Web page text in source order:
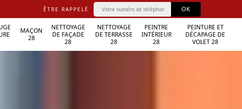
ÊTRE RAPPELÉ
MAÇON
28
NETTOYAGE
DE FAÇADE
28
NETTOYAGE
DE TERRASSE
28
PEINTRE
INTÉRIEUR
28
PEINTURE ET
DÉCAPAGE DE
VOLET 28